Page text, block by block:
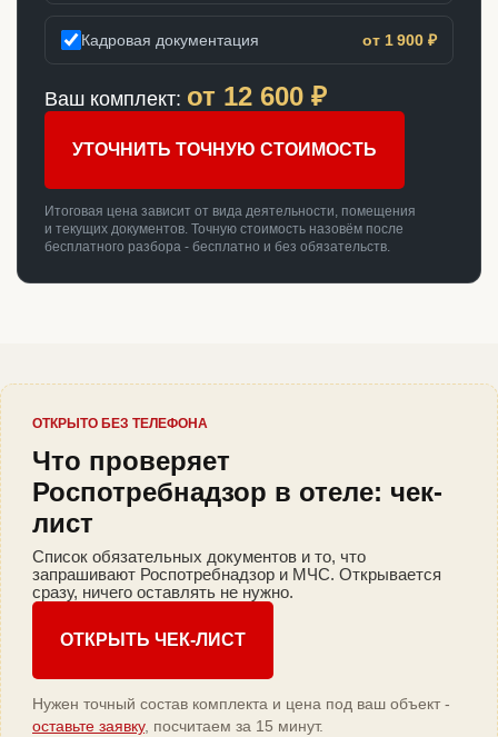
Кадровая документация от 1 900 ₽
Ваш комплект: от 12 600 ₽
УТОЧНИТЬ ТОЧНУЮ СТОИМОСТЬ
Итоговая цена зависит от вида деятельности, помещения
и текущих документов. Точную стоимость назовём после
бесплатного разбора - бесплатно и без обязательств.
ОТКРЫТО БЕЗ ТЕЛЕФОНА
Что проверяет
Роспотребнадзор в отеле: чек-
лист
Список обязательных документов и то, что
запрашивают Роспотребнадзор и МЧС. Открывается
сразу, ничего оставлять не нужно.
ОТКРЫТЬ ЧЕК-ЛИСТ
Нужен точный состав комплекта и цена под ваш объект -
оставьте заявку, посчитаем за 15 минут.